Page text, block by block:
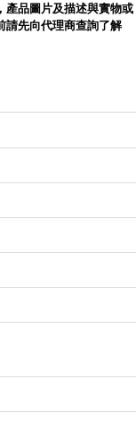
產品圖片及描述與實物或
請先向代理商查詢了解